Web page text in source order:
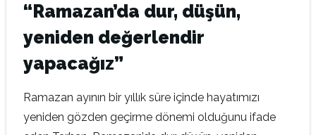
“Ramazan’da dur, düşün,
yeniden değerlendir
yapacağız”
Ramazan ayının bir yıllık süre içinde hayatımızı
yeniden gözden geçirme dönemi olduğunu ifade